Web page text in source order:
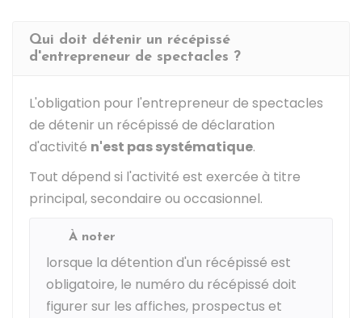
Qui doit détenir un récépissé
d'entrepreneur de spectacles ?
L'obligation pour l'entrepreneur de spectacles
de détenir un récépissé de déclaration
d'activité n'est pas systématique.
Tout dépend si l'activité est exercée à titre
principal, secondaire ou occasionnel.
À noter
lorsque la détention d'un récépissé est
obligatoire, le numéro du récépissé doit
figurer sur les affiches, prospectus et